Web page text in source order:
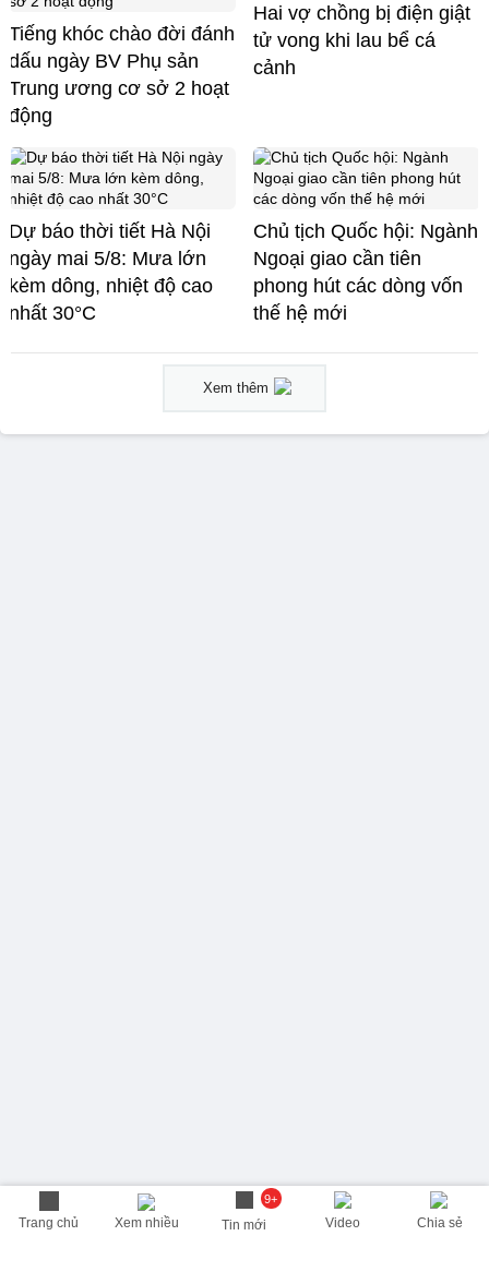
Trang chủ Xem nhiều
9+
Tin mới Video Chia sẻ
Tiếng khóc chào đời đánh
dấu ngày BV Phụ sản
Trung ương cơ sở 2 hoạt
động
Hai vợ chồng bị điện giật
tử vong khi lau bể cá
cảnh
Dự báo thời tiết Hà Nội
ngày mai 5/8: Mưa lớn
kèm dông, nhiệt độ cao
nhất 30°C
Chủ tịch Quốc hội: Ngành
Ngoại giao cần tiên
phong hút các dòng vốn
thế hệ mới
Xem thêm